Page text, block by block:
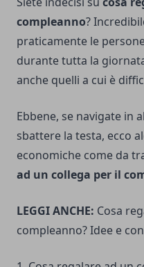
compleanno?
praticamente le
durante tutta la
anche quelli a cui è
Ebbene, se navigate in
sbattere la testa, ecco
economiche come da
ad un collega per il
LEGGI ANCHE: Cosa
compleanno? Idee e